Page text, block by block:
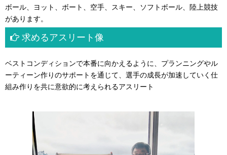
ボール、ヨット、ボート、空手、スキー、ソフトボール、陸上競技
があります。
求めるアスリート像
ベストコンディションで本番に向かえるように、プランニングやル
ーティーン作りのサポートを通じて、選手の成長が加速していく仕
組み作りを共に意欲的に考えられるアスリート